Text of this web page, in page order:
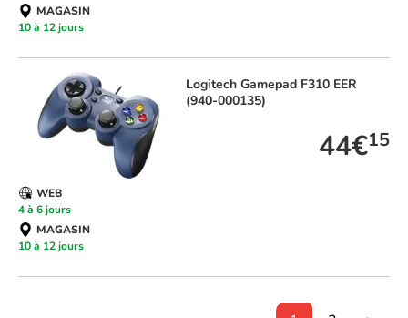
MAGASIN
10 à 12 jours
Logitech Gamepad F310 EER
(940-000135)
44€15
WEB
4 à 6 jours
MAGASIN
10 à 12 jours